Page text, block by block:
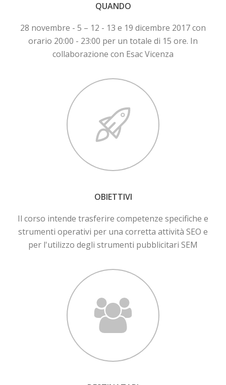
QUANDO
28 novembre - 5 – 12 - 13 e 19 dicembre 2017 con
orario 20:00 - 23:00 per un totale di 15 ore. In
collaborazione con Esac Vicenza
OBIETTIVI
Il corso intende trasferire competenze specifiche e
strumenti operativi per una corretta attività SEO e
per l'utilizzo degli strumenti pubblicitari SEM